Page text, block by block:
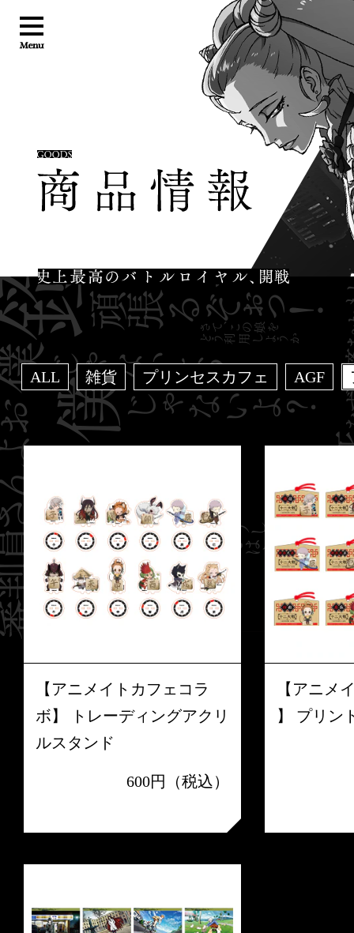
ALL 雑貨 プリンセスカフェ AGF
【アニメイトカフェコラ
ボ】 トレーディングアクリ
ルスタンド
600円（税込）
【アニメ
】 プリン